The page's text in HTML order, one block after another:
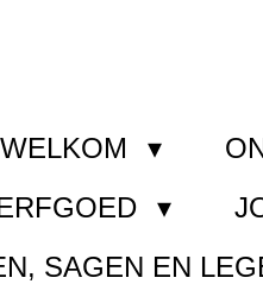
WELKOM
SAGEN EN